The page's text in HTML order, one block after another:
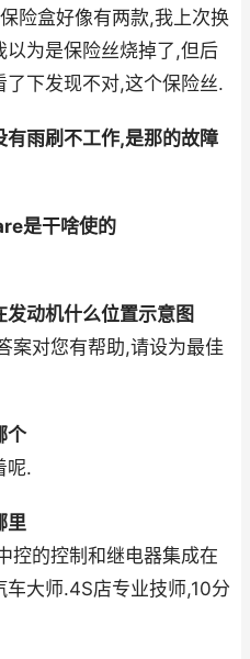
险盒好像有两款,我上次换
为是保险丝烧掉了,但后
下发现不对,这个保险丝.
雨刷不工作,是那的故障
是干啥使的
动机什么位置示意图
案对您有帮助,请设为最佳
个
呢.
里
控的控制和继电器集成在
大师.4S店专业技师,10分